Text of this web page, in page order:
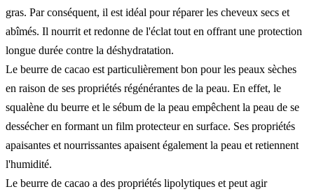
gras. Par conséquent, il est idéal pour réparer les cheveux secs et
abîmés. Il nourrit et redonne de l'éclat tout en offrant une protection
longue durée contre la déshydratation.
Le beurre de cacao est particulièrement bon pour les peaux sèches
en raison de ses propriétés régénérantes de la peau. En effet, le
squalène du beurre et le sébum de la peau empêchent la peau de se
dessécher en formant un film protecteur en surface. Ses propriétés
apaisantes et nourrissantes apaisent également la peau et retiennent
l'humidité.
Le beurre de cacao a des propriétés lipolytiques et peut agir